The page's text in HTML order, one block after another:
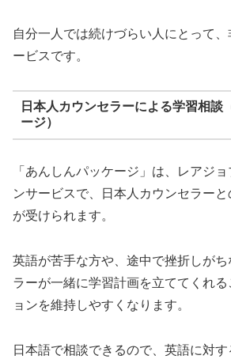
自分一人では続けづらい人にとって
ービスです。
日本人カウンセラーによる学習相談
ージ）
「あんしんパッケージ」は、レアジ
ンサービスで、日本人カウンセラー
が受けられます。
英語が苦手な方や、途中で挫折しが
ラーが一緒に学習計画を立ててくれ
ョンを維持しやすくなります。
日本語で相談できるので、英語に対